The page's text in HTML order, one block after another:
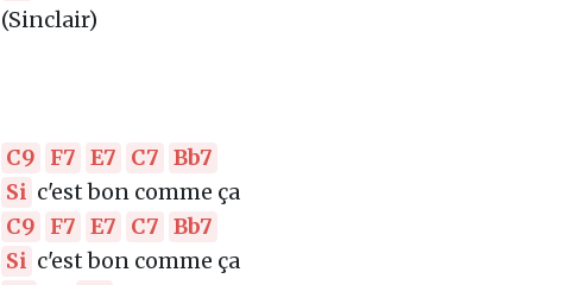
(Sinclair)
C9 F7 E7 C7 Bb7
Si c'est bon comme ça
C9
F7 E7 C7 Bb7
Si c'est bon comme ça